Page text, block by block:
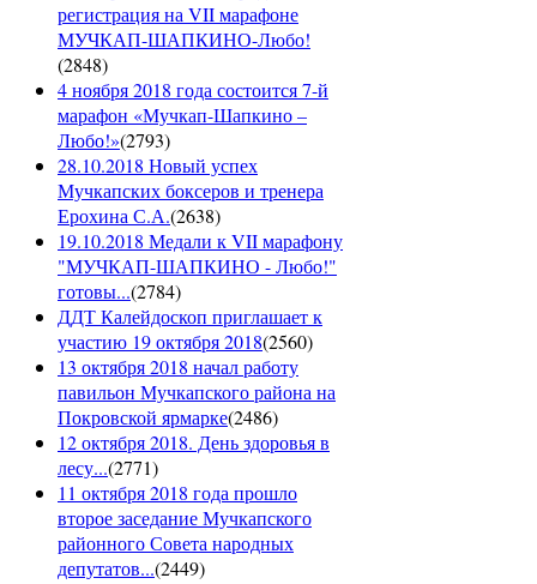
регистрация на VII марафоне
МУЧКАП-ШАПКИНО-Любо!
(2848)
4 ноября 2018 года состоится 7-й
марафон «Мучкап-Шапкино –
Любо!»(2793)
28.10.2018 Новый успех
Мучкапских боксеров и тренера
Ерохина С.А.(2638)
19.10.2018 Медали к VII марафону
"МУЧКАП-ШАПКИНО - Любо!"
готовы...(2784)
ДДТ Калейдоскоп приглашает к
участию 19 октября 2018(2560)
13 октября 2018 начал работу
павильон Мучкапского района на
Покровской ярмарке(2486)
12 октября 2018. День здоровья в
лесу...(2771)
11 октября 2018 года прошло
второе заседание Мучкапского
районного Совета народных
депутатов...(2449)